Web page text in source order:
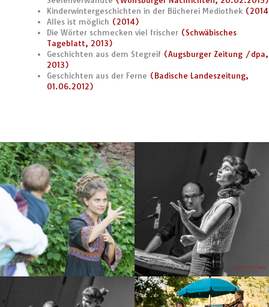
Kinderwintergeschichten in der Bücherei Mediothek
Alles ist möglich (2014)
Die Wörter schmecken viel frischer (Schwäbisches
Tageblatt, 2013)
Geschichten aus dem Stegreif (Augsburger Zeitung /dpa,
2013)
Geschichten aus der Ferne (Badische Landeszeitung,
01.06.2012)